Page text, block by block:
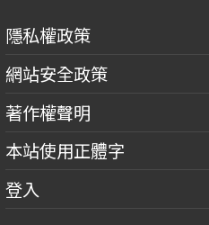
隱私權政策
網站安全政策
著作權聲明
本站使用正體字
登入